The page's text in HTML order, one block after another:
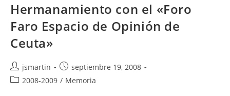
Hermanamiento con el «Foro
Faro Espacio de Opinión de
Ceuta»
Autor
de
jsmartin
Publicación
de
septiembre 19, 2008
Categoría
2008-2009 / Memoria